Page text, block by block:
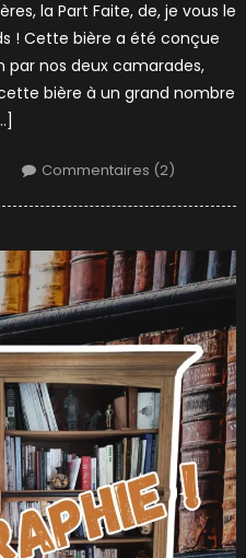
la Part Faite, de, je vous le
! Cette bière a été conçue
nos deux camarades,
bière à un grand nombre
Commentaires (2)